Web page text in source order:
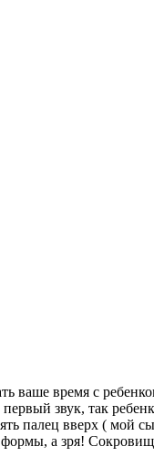
ваше время с
звук, так
палец вверх ( мой
а зря!